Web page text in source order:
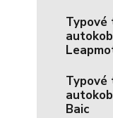
Baic